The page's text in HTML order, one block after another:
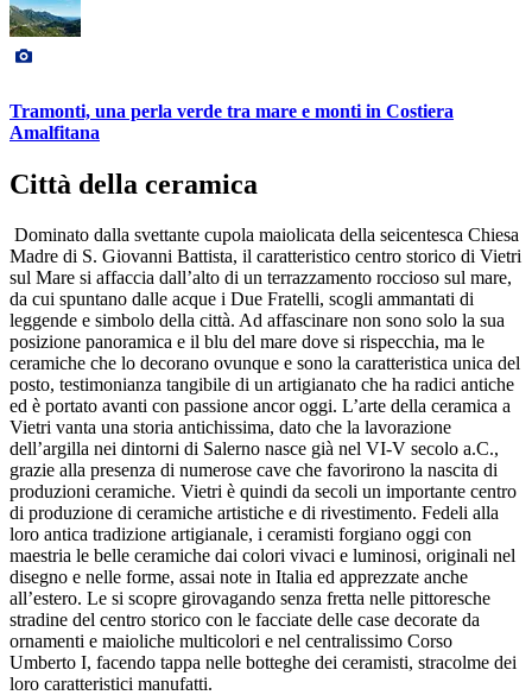
Tramonti, una perla verde tra mare e monti in Costiera
Amalfitana
Città della ceramica
Dominato dalla svettante cupola maiolicata della seicentesca Chiesa
Madre di S. Giovanni Battista, il caratteristico centro storico di Vietri
sul Mare si affaccia dall’alto di un terrazzamento roccioso sul mare,
da cui spuntano dalle acque i Due Fratelli, scogli ammantati di
leggende e simbolo della città. Ad affascinare non sono solo la sua
posizione panoramica e il blu del mare dove si rispecchia, ma le
ceramiche che lo decorano ovunque e sono la caratteristica unica del
posto, testimonianza tangibile di un artigianato che ha radici antiche
ed è portato avanti con passione ancor oggi. L’arte della ceramica a
Vietri vanta una storia antichissima, dato che la lavorazione
dell’argilla nei dintorni di Salerno nasce già nel VI-V secolo a.C.,
grazie alla presenza di numerose cave che favorirono la nascita di
produzioni ceramiche. Vietri è quindi da secoli un importante centro
di produzione di ceramiche artistiche e di rivestimento. Fedeli alla
loro antica tradizione artigianale, i ceramisti forgiano oggi con
maestria le belle ceramiche dai colori vivaci e luminosi, originali nel
disegno e nelle forme, assai note in Italia ed apprezzate anche
all’estero. Le si scopre girovagando senza fretta nelle pittoresche
stradine del centro storico con le facciate delle case decorate da
ornamenti e maioliche multicolori e nel centralissimo Corso
Umberto I, facendo tappa nelle botteghe dei ceramisti, stracolme dei
loro caratteristici manufatti.